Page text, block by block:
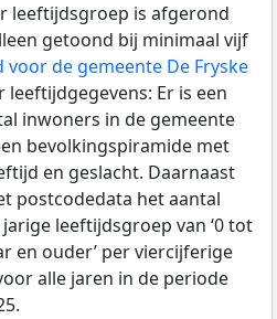
leeftijdsgroep is afgerond
getoond bij minimaal vijf
voor de gemeente De Fryske
leeftijdgegevens: Er is een
inwoners in de gemeente
bevolkingspiramide met
en geslacht. Daarnaast
postcodedata het aantal
leeftijdsgroep van ‘0 tot
en ouder’ per viercijferige
alle jaren in de periode